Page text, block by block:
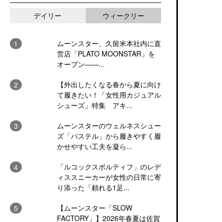
デイリー ウィークリー
ムーンスター、久留米本社内に直
営店「PLATO MOONSTAR」を
オープン――...
【外出したくなる春から夏に向け
て履きたい！「女性用カジュアル
シューズ」特集 アキ...
ムーンスターのウェルネスシュー
ズ「パステル」から履きやすく履
かせやすい工夫を凝ら...
「ルコックスポルティフ」のレデ
ィススニーカーが女性の日常に寄
り添った「頼れる1足...
【ムーンスター「SLOW
FACTORY」】2026年春夏は佐賀